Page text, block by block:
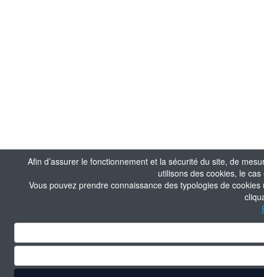
Afin d’assurer le fonctionnement et la sécurité du site, de
utilisons des cookies, le
Vous pouvez prendre connaissance des typologies de